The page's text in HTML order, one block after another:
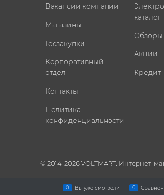
Вакансии компании
Магазины
Госзакупки
Корпоративный
отдел
Контакты
Политика
конфиденциальности
каталог
Обзоры
Акции
Кредит
© 2014-2026 VOLTMART. Интернет-
0 Вы уже смотрели 0